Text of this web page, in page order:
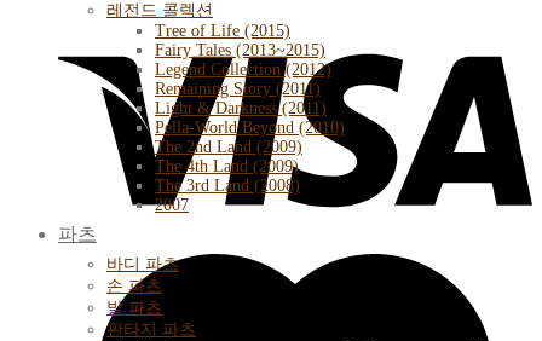
레전드 콜렉션
Tree of Life (2015)
Fairy Tales (2013~2015)
Legend Collection (2012)
Remaining Story (2011)
Light & Darkness (2011)
Pella-World Beyond (2010)
The 2nd Land (2009)
The 4th Land (2009)
The 3rd Land (2008)
2007
파츠
바디 파츠
손 파츠
발 파츠
판타지 파츠